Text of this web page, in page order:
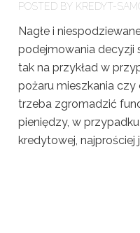
POSTED BY KREDYT-
Nagłe i
podejmowania decyzji
tak na przykład w
pożaru mieszkania czy
trzeba zgromadzić
pieniędzy, w
kredytowej, najprościej